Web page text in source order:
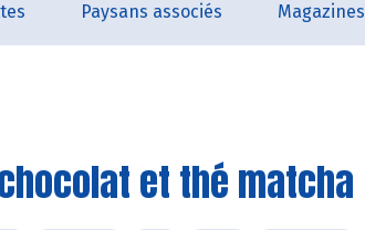
Paysans associés Magazines
et thé matcha